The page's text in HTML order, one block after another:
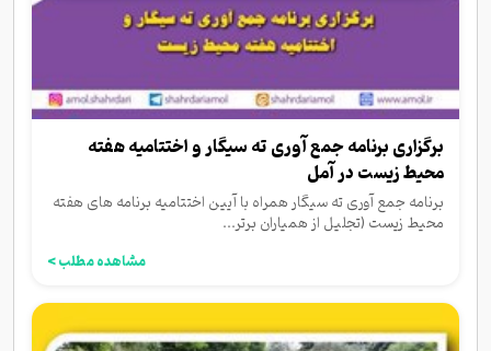
برگزاری برنامه جمع آوری ته سیگار و اختتامیه هفته
محیط زیست در آمل
برنامه جمع آوری ته سیگار همراه با آیین اختتامیه برنامه های هفته
محیط زیست (تجلیل از همیاران برتر...
مشاهده مطلب >